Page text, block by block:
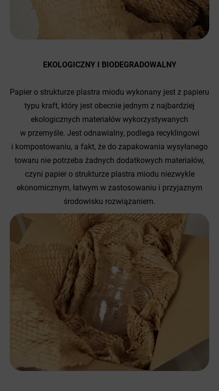
EKOLOGICZNY I BIODEGRADOWALNY
Papier o strukturze plastra miodu wykonany jest z papieru
typu kraft, który jest obecnie jednym z najbardziej
ekologicznych materiałów wykorzystywanych
w przemyśle. Jest odnawialny, podlega recyklingowi
i kompostowaniu, a fakt, że do zapakowania wysyłanego
towaru nie potrzeba żadnych dodatkowych materiałów,
czyni papier o strukturze plastra miodu niezwykle
ekonomicznym, łatwym w zastosowaniu i przyjaznym
środowisku rozwiązaniem.